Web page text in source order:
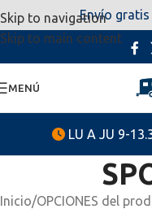
Skip to navigation
Skip to main content
estaremos
MENÚ
LU A JU 9-
Inicio/OPCIONES del
Envío